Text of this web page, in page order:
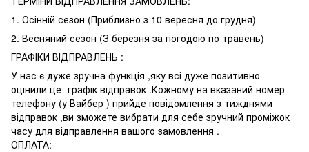
1. Осінній сезон (Приблизно з 10 вересня до грудня)
2. Весняний сезон (З березня за погодою по травень)
ГРАФІКИ ВІДПРАВЛЕНЬ :
У нас є дуже зручна функція ,яку всі дуже позитивно
оцінили це -графік відправок .Кожному на вказаний номер
телефону (у Вайбер ) прийде повідомлення з тижднями
відправок ,ви зможете вибрати для себе зручний проміжок
часу для відправлення вашого замовлення .
ОПЛАТА: